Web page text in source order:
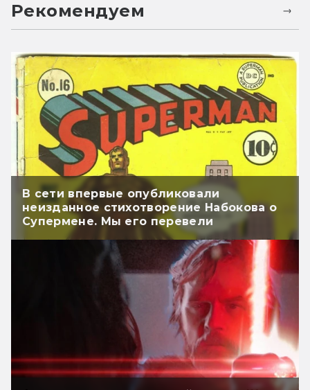
Рекомендуем
В сети впервые опубликовали
неизданное стихотворение Набокова о
Супермене. Мы его перевели